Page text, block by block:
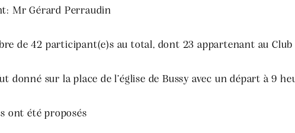
Mr Gérard Perraudin
de 42 participant(e)s au total, dont 23 appartenant au Club
donné sur la place de l’église de Bussy avec un départ à 9
ont été proposés